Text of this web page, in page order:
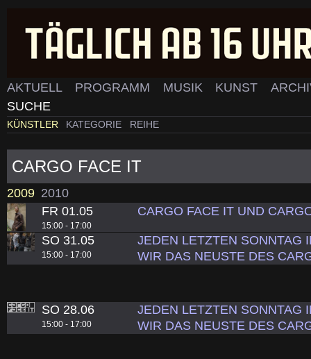
AKTUELL PROGRAMM MUSIK KUNST
SUCHE
KÜNSTLER KATEGORIE REIHE
CARGO FACE IT
2009 2010
FR 01.05
15:00 - 17:00
CARGO FACE IT UND
SO 31.05
15:00 - 17:00
JEDEN LETZTEN SONNTAG
WIR DAS NEUSTE DES
SO 28.06
15:00 - 17:00
JEDEN LETZTEN SONNTAG
WIR DAS NEUSTE DES